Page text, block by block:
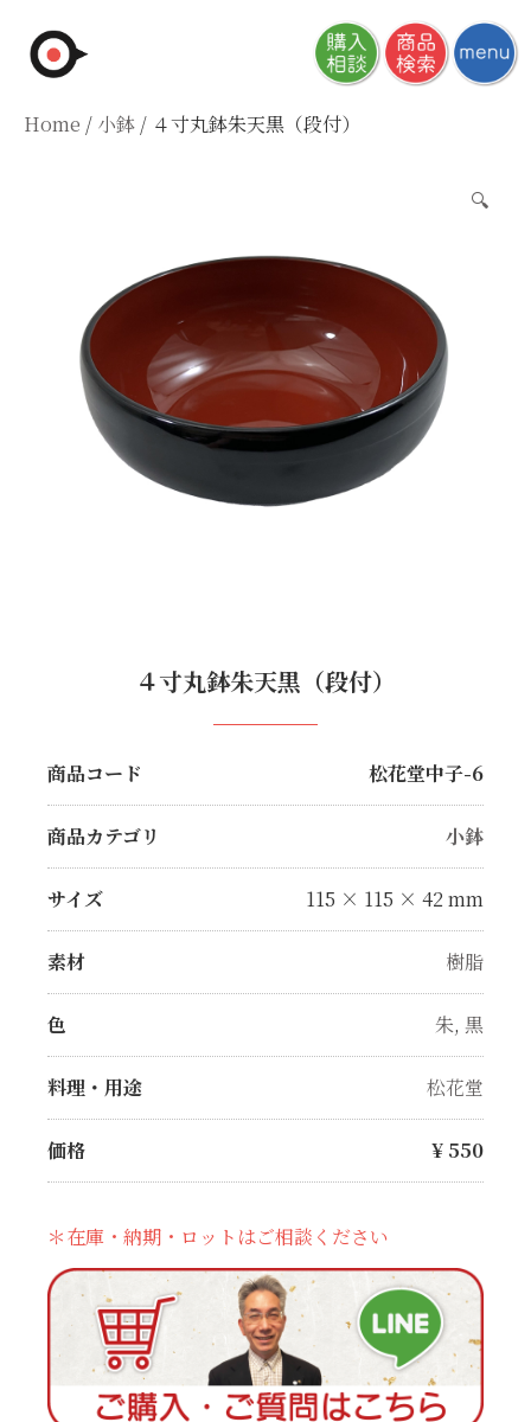
Home / 小鉢 / ４寸丸鉢朱天黒（段付）
🔍
４寸丸鉢朱天黒（段付）
商品コード 松花堂中子-6
商品カテゴリ 小鉢
サイズ 115 × 115 × 42 mm
素材 樹脂
色 朱, 黒
料理・用途 松花堂
価格 ¥ 550
＊在庫・納期・ロットはご相談ください